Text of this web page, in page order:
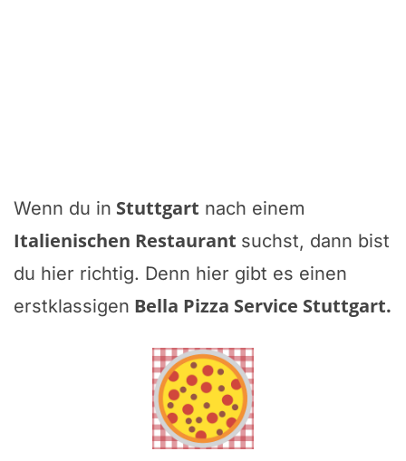
Wenn du in Stuttgart nach einem
Italienischen Restaurant suchst, dann bist
du hier richtig. Denn hier gibt es einen
erstklassigen Bella Pizza Service Stuttgart.